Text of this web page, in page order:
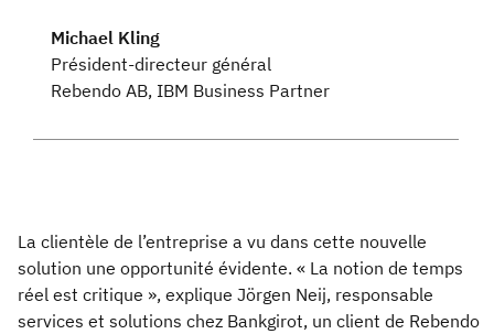
Michael Kling
Président-directeur général
Rebendo AB, IBM Business Partner
La clientèle de l’entreprise a vu dans cette nouvelle
solution une opportunité évidente. « La notion de temps
réel est critique », explique Jörgen Neij, responsable
services et solutions chez Bankgirot, un client de Rebendo